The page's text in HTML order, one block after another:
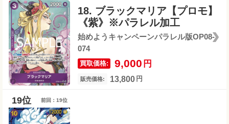
18. ブラックマリア【プロモ】
《紫》※パラレル加工
始めようキャンペーンパラレル版OP08-
074
買取価格: 9,000 円
販売価格: 13,800 円
前回：19位